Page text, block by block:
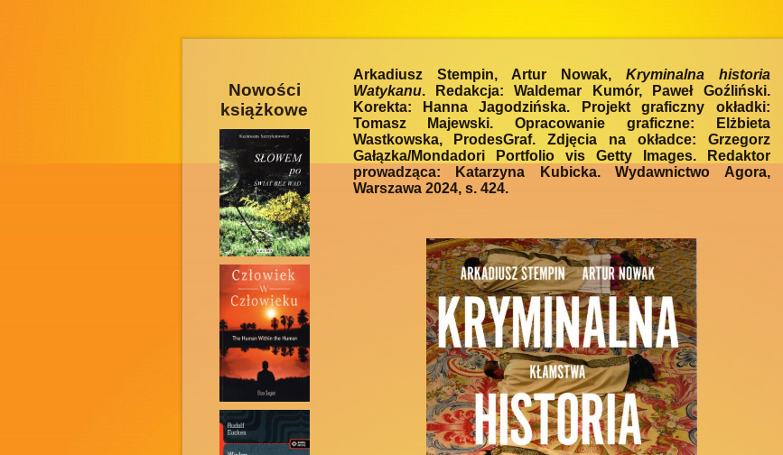
Nowości
książkowe
Arkadiusz Stempin, Artur Nowak, Kryminalna historia
Watykanu. Redakcja: Waldemar Kumór, Paweł Goźliński.
Korekta: Hanna Jagodzińska. Projekt graficzny okładki:
Tomasz Majewski. Opracowanie graficzne: Elżbieta
Wastkowska, ProdesGraf. Zdjęcia na okładce: Grzegorz
Gałązka/Mondadori Portfolio vis Getty Images. Redaktor
prowadząca: Katarzyna Kubicka. Wydawnictwo Agora,
Warszawa 2024, s. 424.